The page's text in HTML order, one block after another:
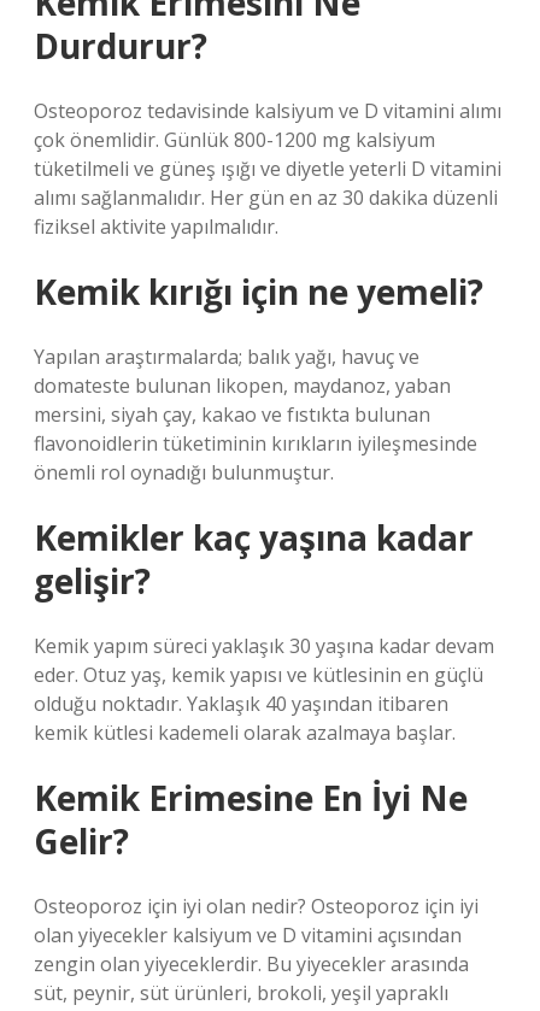
Durdurur?
Osteoporoz tedavisinde kalsiyum ve D vitamini alımı
çok önemlidir. Günlük 800-1200 mg kalsiyum
tüketilmeli ve güneş ışığı ve diyetle yeterli D vitamini
alımı sağlanmalıdır. Her gün en az 30 dakika düzenli
fiziksel aktivite yapılmalıdır.
Kemik kırığı için ne yemeli?
Yapılan araştırmalarda; balık yağı, havuç ve
domateste bulunan likopen, maydanoz, yaban
mersini, siyah çay, kakao ve fıstıkta bulunan
flavonoidlerin tüketiminin kırıkların iyileşmesinde
önemli rol oynadığı bulunmuştur.
Kemikler kaç yaşına kadar
gelişir?
Kemik yapım süreci yaklaşık 30 yaşına kadar devam
eder. Otuz yaş, kemik yapısı ve kütlesinin en güçlü
olduğu noktadır. Yaklaşık 40 yaşından itibaren
kemik kütlesi kademeli olarak azalmaya başlar.
Kemik Erimesine En İyi Ne
Gelir?
Osteoporoz için iyi olan nedir? Osteoporoz için iyi
olan yiyecekler kalsiyum ve D vitamini açısından
zengin olan yiyeceklerdir. Bu yiyecekler arasında
süt, peynir, süt ürünleri, brokoli, yeşil yapraklı